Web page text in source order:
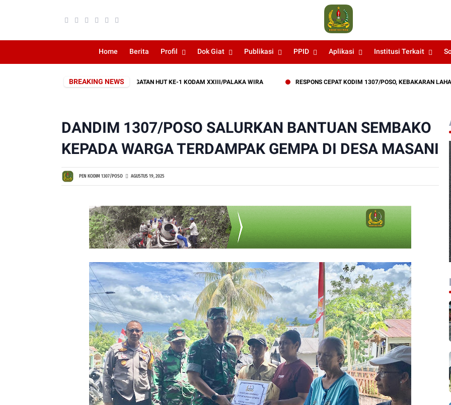
Home Berita Profil Dok Giat Publikasi PPID Aplikasi Institusi Terkait
BREAKING NEWS
SEBAGAI RANGKAIAN PERINGATAN HUT KE-1 KODAM XXIII/PALAKA WIRA RESPONS CEPAT KODIM 1307/POSO, KEBAKARAN LAHAN
DANDIM 1307/POSO SALURKAN BANTUAN SEMBAKO
KEPADA WARGA TERDAMPAK GEMPA DI DESA MASANI
PEN KODIM 1307/POSO AGUSTUS 19, 2025